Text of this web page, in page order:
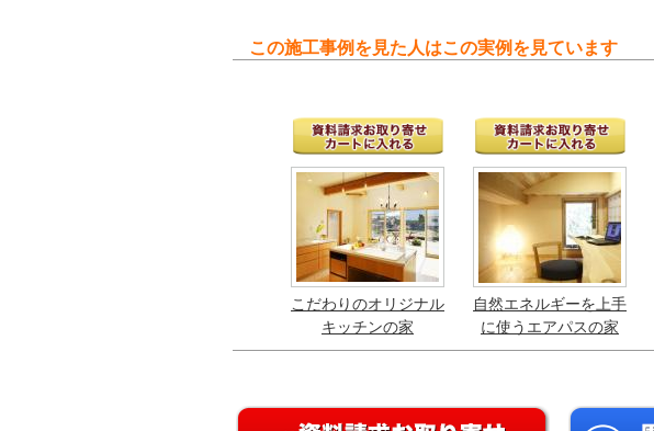
この施工事例を見た人はこの実例を見ています
こだわりのオリジナル
キッチンの家
自然エネルギーを上手
に使うエアパスの家